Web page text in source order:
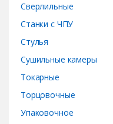
Сверлильные
Станки с ЧПУ
Стулья
Сушильные камеры
Токарные
Торцовочные
Упаковочное